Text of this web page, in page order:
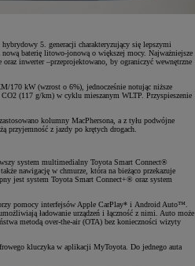
5. generacji charakteryzujący się lepszymi
baterię litowo-jonową o większej mocy. Najważniejsze
inwerter –przeprojektowano, by ograniczyć wewnętrzne
170 kW (wzrost o 6%), jednocześnie notując niższe
(117 g/km) w cyklu mieszanym WLTP. Przyspieszenie
kolumny MacPhersona, a z tyłu podwójne
przyjemność z jazdy po krętych drogach.
system multimedialny Toyota Smart Connect®
nawigację w chmurze, która na bieżąco przekazuje
jest system Toyota Smart Connect+® oraz system
pomocy interfejsów Apple CarPlay* i Android Auto™.
ładowanie urządzeń i łączność z nimi. Auto może
metodą over-the-air (OTA) bez konieczności wizyty
kluczyka w aplikacji MyToyota. Do jednego auta